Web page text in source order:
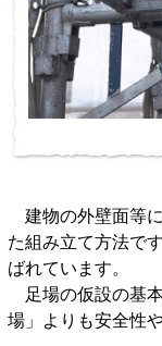
建物の外壁面等
た組み立て方法で
ばれています。
足場の仮設の基
場」よりも安全性